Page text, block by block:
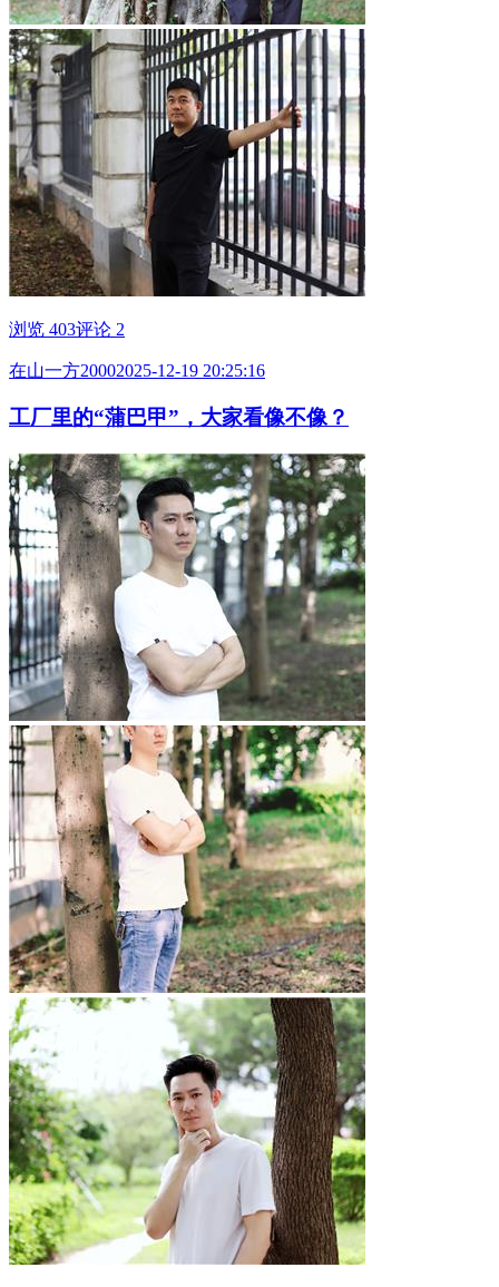
浏览 403评论 2
在山一方20002025-12-19 20:25:16
工厂里的“蒲巴甲”，大家看像不像？